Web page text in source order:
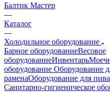
Балтик Мастер
—
Каталог
—
Холодильное оборудование
Барное оборудованиеВесовое
оборудованиеИнвентарь
оборудование Оборудование
раменаОборудование для пива
Санитарно-гигиеническое